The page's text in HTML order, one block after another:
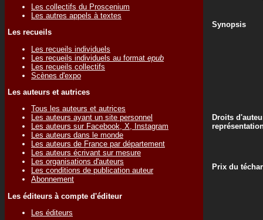
Les collectifs du Proscenium
Les autres appels à textes
Les recueils
Les recueils individuels
Les recueils individuels au format epub
Les recueils collectifs
Scènes d'expo
Les auteurs et autrices
Tous les auteurs et autrices
Les auteurs ayant un site personnel
Les auteurs sur Facebook, X, Instagram
Les auteurs dans le monde
Les auteurs de France par département
Les auteurs écrivant sur mesure
Les organisations d'auteurs
Les conditions de publication auteur
Abonnement
Les éditeurs à compte d'éditeur
Les éditeurs
Synopsis
Droits
Prix du